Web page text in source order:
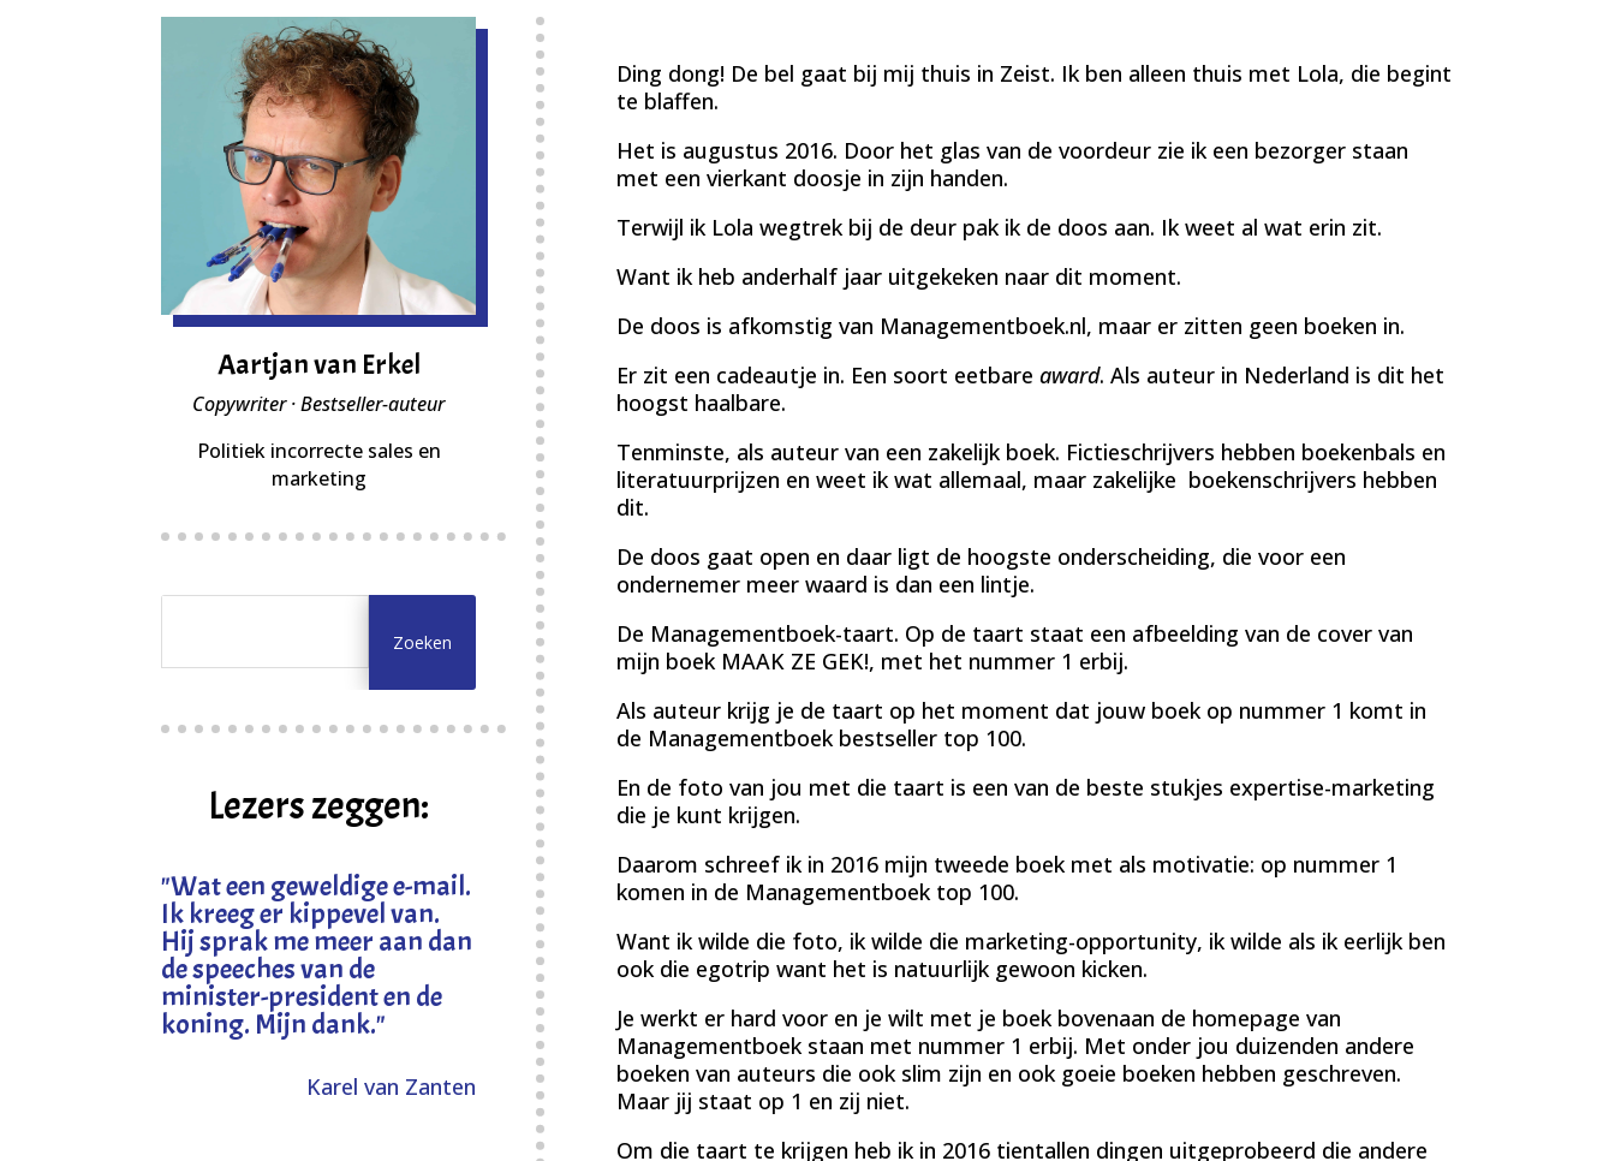
Aartjan van Erkel
Copywriter · Bestseller-auteur
Politiek incorrecte sales en
marketing
Lezers zeggen:
"Wat een geweldige e-mail.
Ik kreeg er kippevel van.
Hij sprak me meer aan dan
de speeches van de
minister-president en de
koning. Mijn dank."
Karel van Zanten
Ding dong! De bel gaat bij mij thuis in Zeist. Ik ben alleen thuis met Lola, die begint
te blaffen.
Het is augustus 2016. Door het glas van de voordeur zie ik een bezorger staan
met een vierkant doosje in zijn handen.
Terwijl ik Lola wegtrek bij de deur pak ik de doos aan. Ik weet al wat erin zit.
Want ik heb anderhalf jaar uitgekeken naar dit moment.
De doos is afkomstig van Managementboek.nl, maar er zitten geen boeken in.
Er zit een cadeautje in. Een soort eetbare award. Als auteur in Nederland is dit het
hoogst haalbare.
Tenminste, als auteur van een zakelijk boek. Fictieschrijvers hebben boekenbals en
literatuurprijzen en weet ik wat allemaal, maar zakelijke boekenschrijvers hebben
dit.
De doos gaat open en daar ligt de hoogste onderscheiding, die voor een
ondernemer meer waard is dan een lintje.
De Managementboek-taart. Op de taart staat een afbeelding van de cover van
mijn boek MAAK ZE GEK!, met het nummer 1 erbij.
Als auteur krijg je de taart op het moment dat jouw boek op nummer 1 komt in
de Managementboek bestseller top 100.
En de foto van jou met die taart is een van de beste stukjes expertise-marketing
die je kunt krijgen.
Daarom schreef ik in 2016 mijn tweede boek met als motivatie: op nummer 1
komen in de Managementboek top 100.
Want ik wilde die foto, ik wilde die marketing-opportunity, ik wilde als ik eerlijk ben
ook die egotrip want het is natuurlijk gewoon kicken.
Je werkt er hard voor en je wilt met je boek bovenaan de homepage van
Managementboek staan met nummer 1 erbij. Met onder jou duizenden andere
boeken van auteurs die ook slim zijn en ook goeie boeken hebben geschreven.
Maar jij staat op 1 en zij niet.
Om die taart te krijgen heb ik in 2016 tientallen dingen uitgeprobeerd die andere